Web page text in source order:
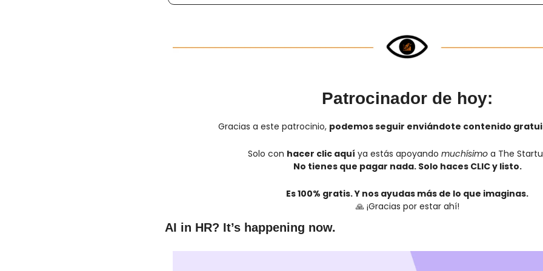
Patrocinador de hoy:
Gracias a este patrocinio, podemos seguir enviándote contenido
Solo con hacer clic aquí ya estás apoyando muchísimo a The
No tienes que pagar nada. Solo haces CLIC y listo.
Es 100% gratis. Y nos ayudas más de lo que imaginas.
🙏 ¡Gracias por estar ahí!
AI in HR? It’s happening now.